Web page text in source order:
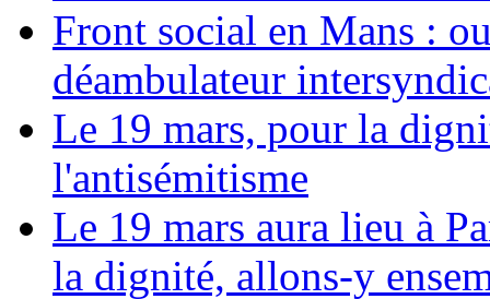
Front social en Mans :
déambulateur
Le 19 mars, pour la
l'antisémitisme
Le 19 mars aura lieu à
la dignité, allons-y